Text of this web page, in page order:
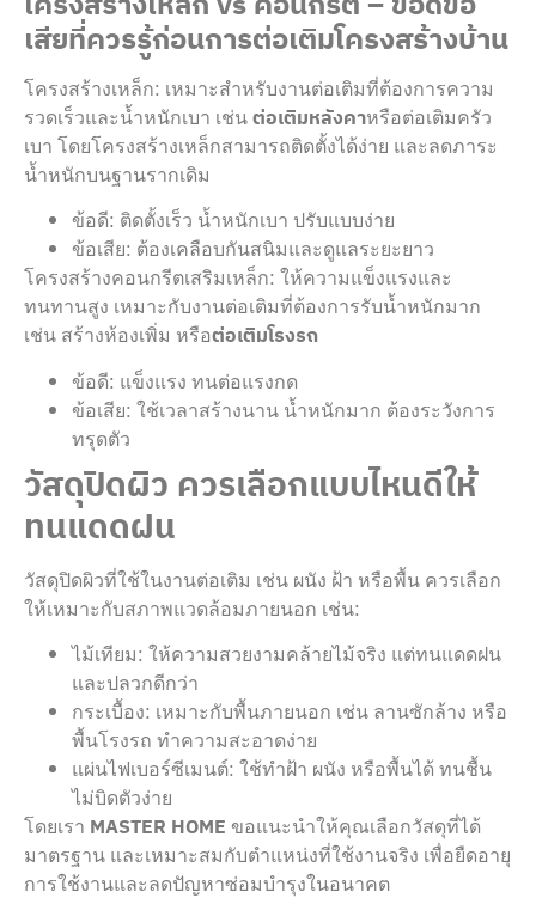
เสียที่ควรรู้ก่อนการต่อเติมโครงสร้างบ้าน
โครงสร้างเหล็ก: เหมาะสำหรับงานต่อเติมที่ต้องการความ
รวดเร็วและน้ำหนักเบา เช่นต่อเติมหลังคาหรือต่อเติมครัว
เบา โดยโครงสร้างเหล็กสามารถติดตั้งได้ง่าย และลดภาระ
น้ำหนักบนฐานรากเดิม
ข้อดี: ติดตั้งเร็ว น้ำหนักเบา ปรับแบบง่าย
ข้อเสีย: ต้องเคลือบกันสนิมและดูแลระยะยาว
โครงสร้างคอนกรีตเสริมเหล็ก: ให้ความแข็งแรงและ
ทนทานสูง เหมาะกับงานต่อเติมที่ต้องการรับน้ำหนักมาก
เช่น สร้างห้องเพิ่ม หรือต่อเติมโรงรถ
ข้อดี: แข็งแรง ทนต่อแรงกด
ข้อเสีย: ใช้เวลาสร้างนาน น้ำหนักมาก ต้องระวังการ
ทรุดตัว
วัสดุปิดผิว ควรเลือกแบบไหนดีให้
ทนแดดฝน
วัสดุปิดผิวที่ใช้ในงานต่อเติม เช่น ผนัง ฝ้า หรือพื้น ควรเลือก
ให้เหมาะกับสภาพแวดล้อมภายนอก เช่น:
ไม้เทียม: ให้ความสวยงามคล้ายไม้จริง แต่ทนแดดฝน
และปลวกดีกว่า
กระเบื้อง: เหมาะกับพื้นภายนอก เช่น ลานซักล้าง หรือ
พื้นโรงรถ ทำความสะอาดง่าย
แผ่นไฟเบอร์ซีเมนต์: ใช้ทำฝ้า ผนัง หรือพื้นได้ ทนชื้น
ไม่บิดตัวง่าย
โดยเรา MASTER HOME ขอแนะนำให้คุณเลือกวัสดุที่ได้
มาตรฐาน และเหมาะสมกับตำแหน่งที่ใช้งานจริง เพื่อยืดอายุ
การใช้งานและลดปัญหาซ่อมบำรุงในอนาคต